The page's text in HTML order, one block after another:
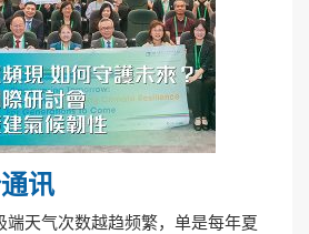
讯
天气次数越趋频繁，单是每年夏